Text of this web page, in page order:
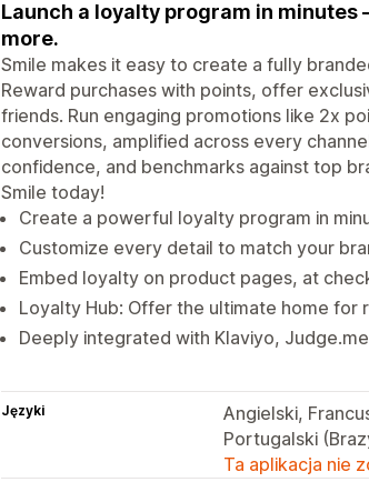
Launch a loyalty program in
more.
Smile makes it easy to create a fully
Reward purchases with points, offer
friends. Run engaging promotions like 2x
conversions, amplified across every
confidence, and benchmarks against top
Smile today!
Create a powerful loyalty program in
Customize every detail to match your
Embed loyalty on product pages, at
Loyalty Hub: Offer the ultimate home for
Deeply integrated with Klaviyo,
Języki
Angielski,
Portugalski
Ta aplikacja nie